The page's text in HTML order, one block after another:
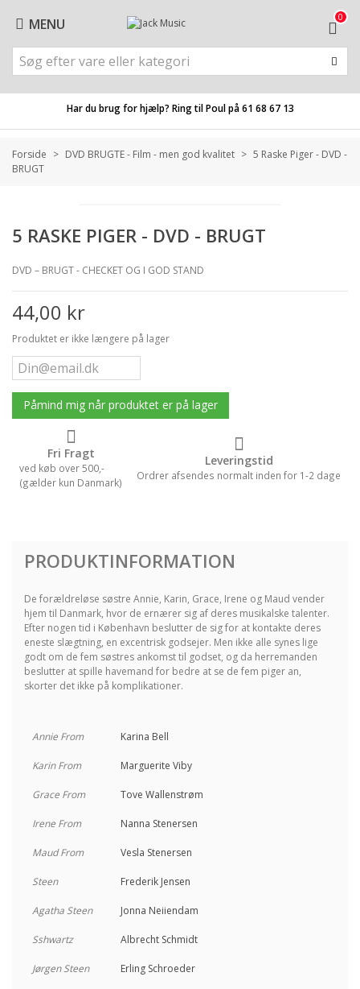
MENU 0
Har du brug for hjælp? Ring til Poul på61 68 67 13
Forside > DVD BRUGTE - Film - men god kvalitet > 5 Raske Piger - DVD -
BRUGT
5 RASKE PIGER - DVD - BRUGT
DVD – BRUGT - CHECKET OG I GOD STAND
44,00 kr
Produktet er ikke længere på lager
Påmind mig når produktet er på lager
Fri Fragt
ved køb over 500,-
(gælder kun Danmark)
Leveringstid
Ordrer afsendes normalt inden for 1-2 dage
PRODUKTINFORMATION
De forældreløse søstre Annie, Karin, Grace, Irene og Maud vender
hjem til Danmark, hvor de ernærer sig af deres musikalske talenter.
Efter nogen tid i København beslutter de sig for at kontakte deres
eneste slægtning, en excentrisk godsejer. Men ikke alle synes lige
godt om de fem søstres ankomst til godset, og da herremanden
beslutter at spille havemand for bedre at se de fem piger an,
skorter det ikke på komplikationer.
Annie From Karina Bell
Karin From Marguerite Viby
Grace From Tove Wallenstrøm
Irene From Nanna Stenersen
Maud From Vesla Stenersen
Steen Frederik Jensen
Agatha Steen Jonna Neiiendam
Sshwartz Albrecht Schmidt
Jørgen Steen Erling Schroeder